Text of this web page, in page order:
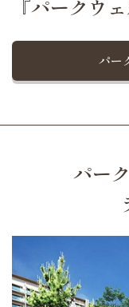
『パークウ
パー
パー